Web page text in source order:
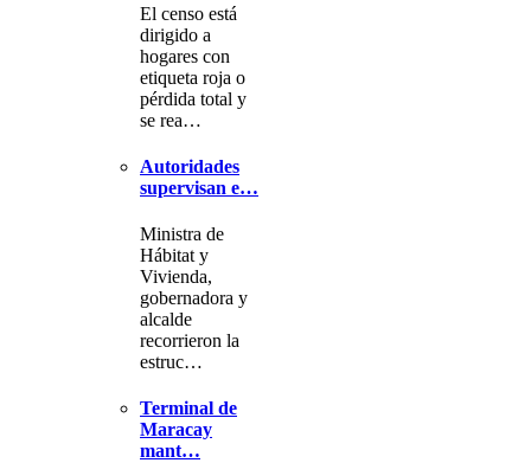
El censo está
dirigido a
hogares con
etiqueta roja o
pérdida total y
se rea…
Autoridades
supervisan e…
Ministra de
Hábitat y
Vivienda,
gobernadora y
alcalde
recorrieron la
estruc…
Terminal de
Maracay
mant…